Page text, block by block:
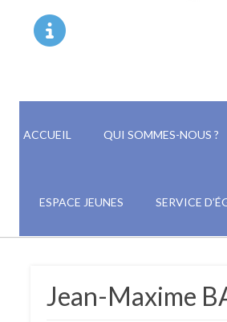
ACCUEIL QUI SOMMES-NOUS ?
ESPACE JEUNES SERVICE
Jean-Maxime